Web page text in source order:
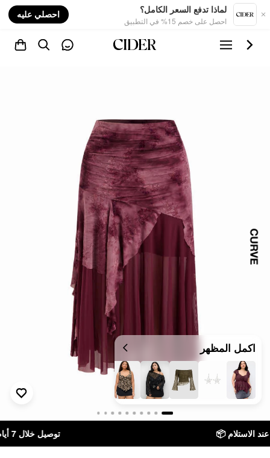
لماذا تدفع السعر الكامل؟
احصل على خصم 15% في التطبيق
احصلي عليه
اكمل المظهر